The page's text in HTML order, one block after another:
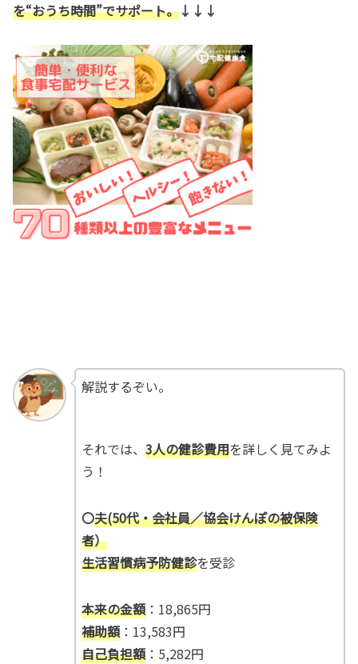
を“おうち時間”でサポート。↓↓↓
解説するぞい。
それでは、 3人の健診費用を詳しく見てみよ
う！
〇夫(50代・会社員／協会けんぽの被保険
者）
生活習慣病予防健診を受診
本来の金額：18,865円
補助額：13,583円
自己負担額：5,282円